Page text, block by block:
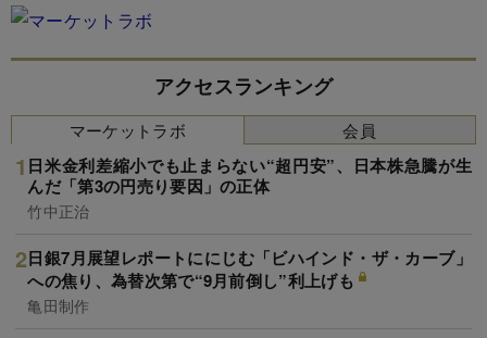
アクセスランキング
マーケットラボ
日米金利差縮小でも止まらない“超円安”、日本株急騰が生
んだ「第3の円売り要因」の正体
竹中正治
日銀7月展望レポートににじむ「ビハインド・ザ・カーブ」
への焦り、為替次第で“9月前倒し”利上げも
亀田制作
会員